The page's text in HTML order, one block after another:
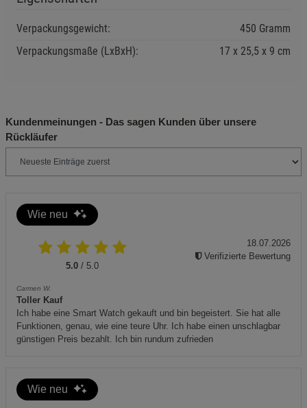
AAA 200 mAh, 1,2 V). Nicht durch andere Batterietypen
Zusätzliche Hinweise:
Zur umweltgerechten Entsorgung beachten Sie bitte,
dass Batterien gemäß den geltenden Vorschriften zu
Sammelstellen.
Produkt ist CE-zertifiziert.
regelmäßig Schmutz oder Rückstände vom Solarpanel,
um die Effizienz zu gewährleisten.
Verpackungsgewicht:
450 Gramm
Verpackungsmaße (LxBxH):
17 25,5 9 cm
Kundenmeinungen - Das sagen Kunden über unsere
Rückläufer
Wie neu
5.0 / 5.0
Carmen W.
Toller Kauf
Ich habe eine Smart Watch gekauft und bin begeistert. Sie hat alle
Funktionen, genau, wie eine teure Uhr. Ich habe einen unschlagbar
günstigen Preis bezahlt. Ich bin rundum zufrieden
18.07.2026
Verifizierte Bewertung
Wie neu